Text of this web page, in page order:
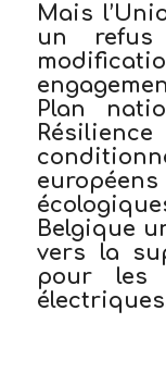
Mais
un refus
Plan
Belgique
vers la
pour les